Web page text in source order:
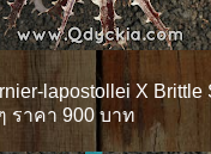
lapostollei X Brittle
ราคา 900 บาท